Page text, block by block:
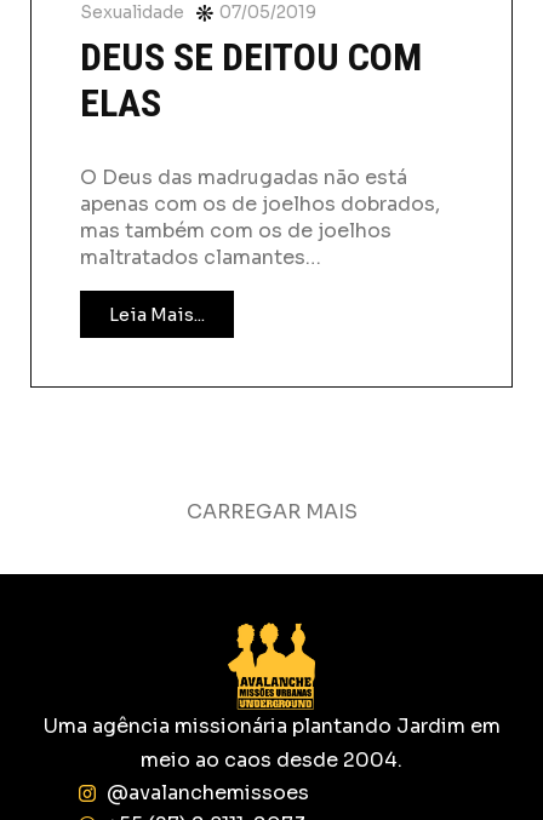
Sexualidade 07/05/2019
DEUS SE DEITOU COM
ELAS
O Deus das madrugadas não está
apenas com os de joelhos dobrados,
mas também com os de joelhos
maltratados clamantes…
Leia Mais...
CARREGAR MAIS
Uma agência missionária plantando Jardim em
meio ao caos desde 2004.
@avalanchemissoes